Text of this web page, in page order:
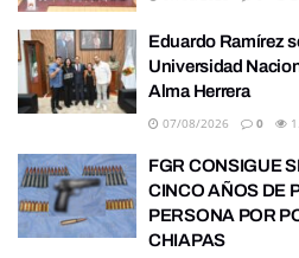
Eduardo Ramírez
Universidad
Alma Herrera
07/08/2026 0
FGR CONSIGUE
CINCO AÑOS DE
PERSONA POR
CHIAPAS